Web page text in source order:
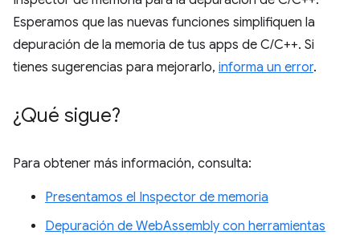
Esperamos que las nuevas funciones simplifiquen la
depuración de la memoria de tus apps de C/C++. Si
tienes sugerencias para mejorarlo, informa un error.
¿Qué sigue?
Para obtener más información, consulta:
Presentamos el Inspector de memoria
Depuración de WebAssembly con herramientas